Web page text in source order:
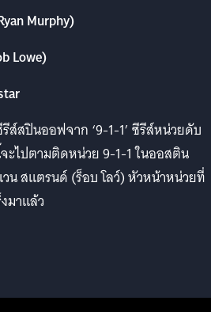
Murphy)
Lowe)
ส์สปินออฟจาก ‘9-1-1’ ซีรีส์หน่วยดับ
ะไปตามติดหน่วย 9-1-1 ในออสติน
วน สแตรนด์ (ร็อบ โลว์) หัวหน้าหน่วยที่
มาแล้ว